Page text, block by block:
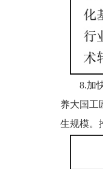
8.加
养大国工
生规模。